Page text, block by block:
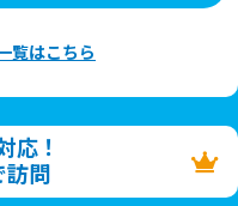
覧はこちら
応！
問